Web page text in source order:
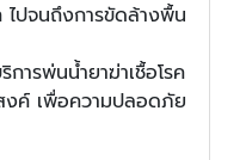
ไปจนถึงการขัดล้างพื้น
ารพ่นน้ำยาฆ่าเชื้อโรค
งค์ เพื่อความปลอดภัย